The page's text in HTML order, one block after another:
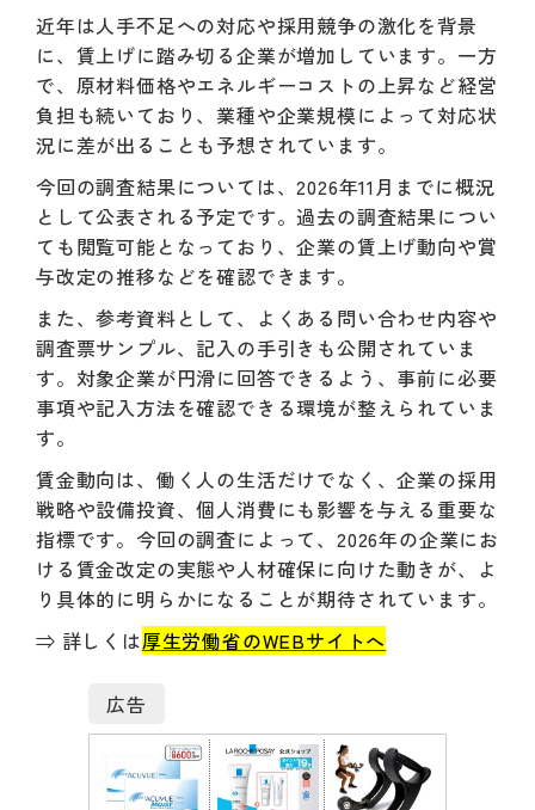
近年は人手不足への対応や採用競争の激化を背景
に、賃上げに踏み切る企業が増加しています。一方
で、原材料価格やエネルギーコストの上昇など経営
負担も続いており、業種や企業規模によって対応状
況に差が出ることも予想されています。
今回の調査結果については、2026年11月までに概況
として公表される予定です。過去の調査結果につい
ても閲覧可能となっており、企業の賃上げ動向や賞
与改定の推移などを確認できます。
また、参考資料として、よくある問い合わせ内容や
調査票サンプル、記入の手引きも公開されていま
す。対象企業が円滑に回答できるよう、事前に必要
事項や記入方法を確認できる環境が整えられていま
す。
賃金動向は、働く人の生活だけでなく、企業の採用
戦略や設備投資、個人消費にも影響を与える重要な
指標です。今回の調査によって、2026年の企業にお
ける賃金改定の実態や人材確保に向けた動きが、よ
り具体的に明らかになることが期待されています。
⇒ 詳しくは厚生労働省のWEBサイトへ
広告